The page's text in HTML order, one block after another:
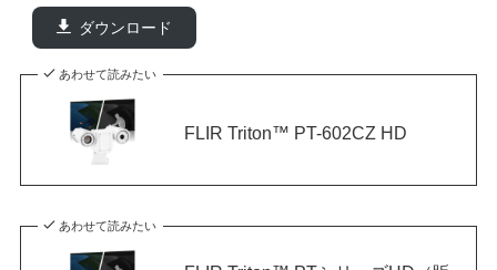
ダウンロード
あわせて読みたい
FLIR Triton™ PT-602CZ HD
あわせて読みたい